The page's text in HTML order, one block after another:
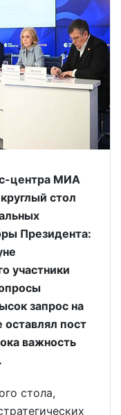
центра МИА
стол
Президента:
участники
запрос на
пост
важность
стола,